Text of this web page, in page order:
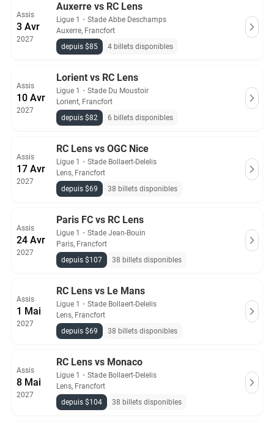
Assis
3 Avr
2027
Auxerre vs RC Lens
Ligue 1 ・ Stade Abbe Deschamps
Auxerre, Francfort
depuis $85
4 billets disponibles
Assis
10 Avr
2027
Lorient vs RC Lens
Ligue 1 ・ Stade Du Moustoir
Lorient, Francfort
depuis $82
6 billets disponibles
Assis
17 Avr
2027
RC Lens vs OGC Nice
Ligue 1 ・ Stade Bollaert-Delelis
Lens, Francfort
depuis $69
38 billets disponibles
Assis
24 Avr
2027
Paris FC vs RC Lens
Ligue 1 ・ Stade Jean-Bouin
Paris, Francfort
depuis $107
38 billets disponibles
Assis
1 Mai
2027
RC Lens vs Le Mans
Ligue 1 ・ Stade Bollaert-Delelis
Lens, Francfort
depuis $69
38 billets disponibles
Assis
8 Mai
2027
RC Lens vs Monaco
Ligue 1 ・ Stade Bollaert-Delelis
Lens, Francfort
depuis $104
38 billets disponibles